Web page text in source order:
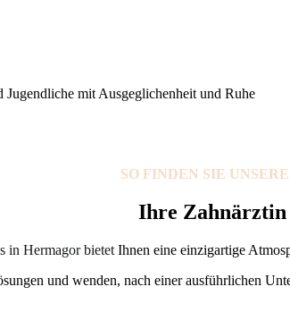
mit Ausgeglichenheit und Ruhe
SO FINDEN SIE UNS
Ihre
in Hermagor bietet Ihnen eine einzigartige
und wenden, nach einer ausführlichen